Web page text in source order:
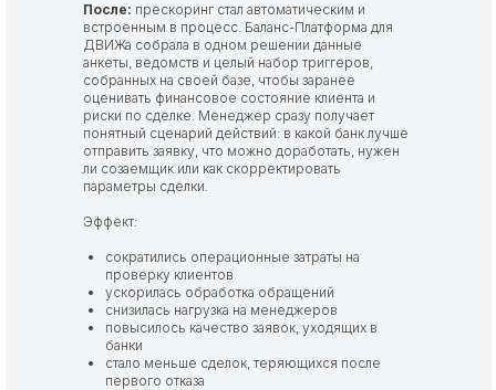
После: прескоринг стал автоматическим и
встроенным в процесс. Баланс-Платформа для
ДВИЖа собрала в одном решении данные
анкеты, ведомств и целый набор триггеров,
собранных на своей базе, чтобы заранее
оценивать финансовое состояние клиента и
риски по сделке. Менеджер сразу получает
понятный сценарий действий: в какой банк лучше
отправить заявку, что можно доработать, нужен
ли созаемщик или как скорректировать
параметры сделки.
Эффект:
сократились операционные затраты на
проверку клиентов
ускорилась обработка обращений
снизилась нагрузка на менеджеров
повысилось качество заявок, уходящих в
банки
стало меньше сделок, теряющихся после
первого отказа